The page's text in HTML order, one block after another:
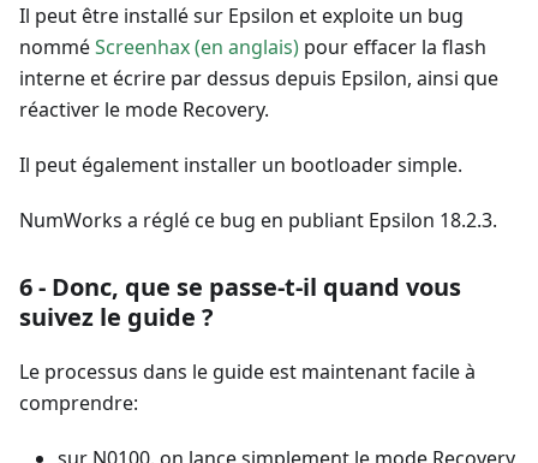
Il peut être installé sur Epsilon et exploite un bug
nomméScreenhax (en anglais) pour effacer la flash
interne et écrire par dessus depuis Epsilon, ainsi que
réactiver le mode Recovery.
Il peut également installer un bootloader simple.
NumWorks a réglé ce bug en publiant Epsilon 18.2.3.
6 - Donc, que se passe-t-il quand vous
suivez le guide ?
Le processus dans le guide est maintenant facile à
comprendre: